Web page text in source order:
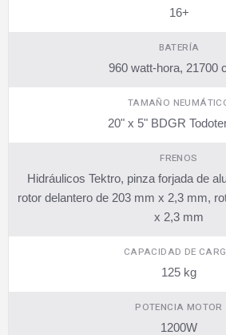
16+
BATERÍA
960 watt-hora, 21700
TAMAÑO
20" x 5" BDGR
FRENOS
Hidráulicos Tektro, pinza forjada de
rotor delantero de 203 mm x 2,3 mm,
x 2,3 mm
CAPACIDAD DE
125 kg
POTENCIA MOTOR
1200W